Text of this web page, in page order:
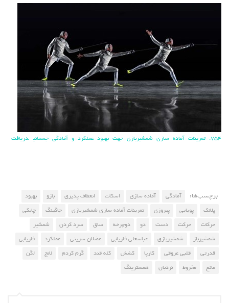
754.-تمرینات-آماده-سازی-شمشیربازی-جهت-بهبود-عملکرد-و-آمادگی-جسمانی دریافت
برچسب‌ها: آمادگی آماده سازی اسکات انعطاف پذیری بازو
بهبود
پلانک
پویایی پیروزی تمرینات آماده سازی شمشیربازی جاگینگ
چابکی
حرکات
حرکت دست دو دوچرخه ساق سرد کردن
شمشیر
شمشیرباز
شمشیربازی عباسعلی فاریابی عضلان سرینی عملکرد
فاریابی
قدرتی
قلبی عروقی کارپا کشش کله قند گرم کردم لانج
لگن
مانع
مخروط نردبان همسترینگ